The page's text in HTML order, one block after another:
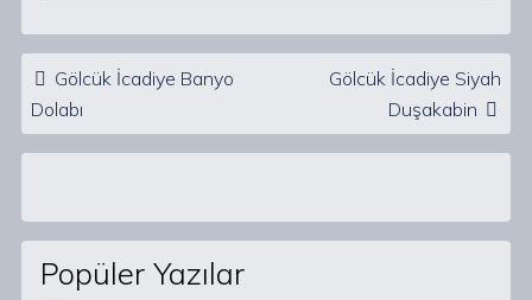
Post navigation
Gölcük İcadiye Banyo
Dolabı
Gölcük İcadiye Siyah
Duşakabin
Popüler Yazılar